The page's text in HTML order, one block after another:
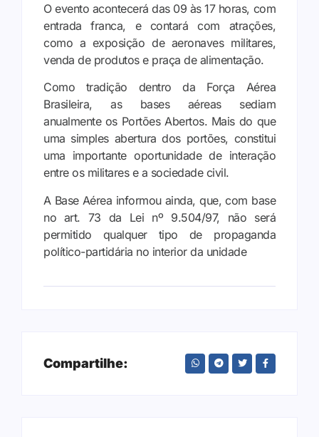
O evento acontecerá das 09 às 17 horas, com
entrada franca, e contará com atrações,
como a exposição de aeronaves militares,
venda de produtos e praça de alimentação.
Como tradição dentro da Força Aérea
Brasileira, as bases aéreas sediam
anualmente os Portões Abertos. Mais do que
uma simples abertura dos portões, constitui
uma importante oportunidade de interação
entre os militares e a sociedade civil.
A Base Aérea informou ainda, que, com base
no art. 73 da Lei nº 9.504/97, não será
permitido qualquer tipo de propaganda
político-partidária no interior da unidade
Compartilhe: